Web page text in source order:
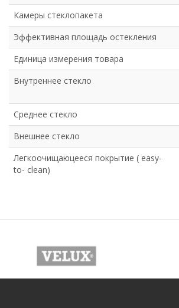
Камеры стеклопакета
Эффективная площадь остекления
Единица измерения товара
Внутреннее стекло
Среднее стекло
Внешнее стекло
Легкоочищаюцееся покрытие ( easy-
to- clean)